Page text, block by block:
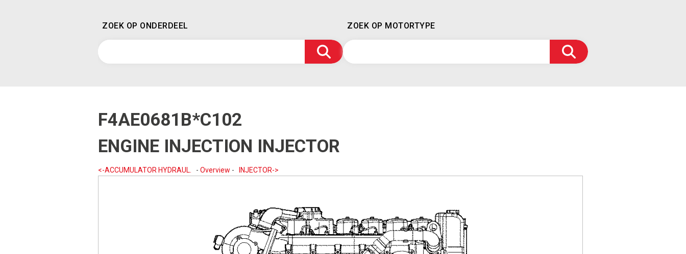
ZOEK OP ONDERDEEL ZOEK OP MOTORTYPE
F4AE0681B*C102
ENGINE INJECTION INJECTOR
<-ACCUMULATOR HYDRAUL. - Overview - INJECTOR->